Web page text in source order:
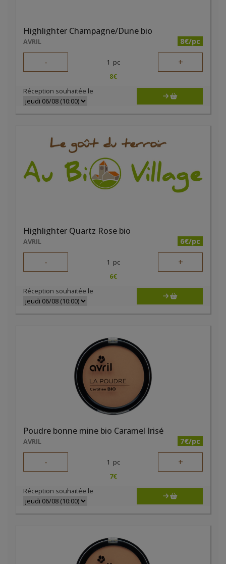
Highlighter Champagne/Dune bio
AVRIL 8€/pc
- 1 pc +
8€
Réception souhaitée le
Highlighter Quartz Rose bio
AVRIL 6€/pc
- 1 pc +
6€
Réception souhaitée le
Poudre bonne mine bio Caramel Irisé
AVRIL 7€/pc
- 1 pc +
7€
Réception souhaitée le